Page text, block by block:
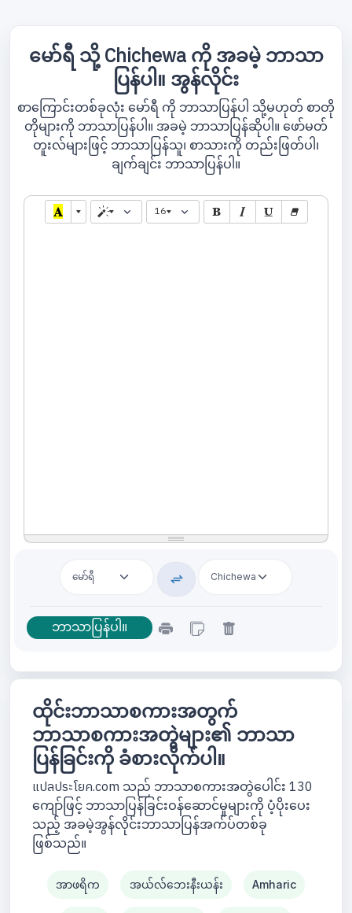
မော်ရီ သို့ Chichewa ကို အခမဲ့ ဘာသာ
ပြန်ပါ။ အွန်လိုင်း
စာကြောင်းတစ်ခုလုံး မော်ရီ ကို ဘာသာပြန်ပါ သို့မဟုတ် စာတို
တိုများကို ဘာသာပြန်ပါ။ အခမဲ့ ဘာသာပြန်ဆိုပါ။ ဖော်မတ်
တူးလ်များဖြင့် ဘာသာပြန်သူ၊ စာသားကို တည်းဖြတ်ပါ၊
ချက်ချင်း ဘာသာပြန်ပါ။
16
ထိုင်းဘာသာစကားအတွက်
ဘာသာစကားအတွဲများ၏ ဘာသာ
ပြန်ခြင်းကို ခံစားလိုက်ပါ။
แปลประโยค.com သည် ဘာသာစကားအတွဲပေါင်း 130
ကျော်ဖြင့် ဘာသာပြန်ခြင်းဝန်ဆောင်မှုများကို ပံ့ပိုးပေး
သည့် အခမဲ့အွန်လိုင်းဘာသာပြန်အက်ပ်တစ်ခု
ဖြစ်သည်။
အာဖရိက အယ်လ်ဘေးနီးယန်း Amharic